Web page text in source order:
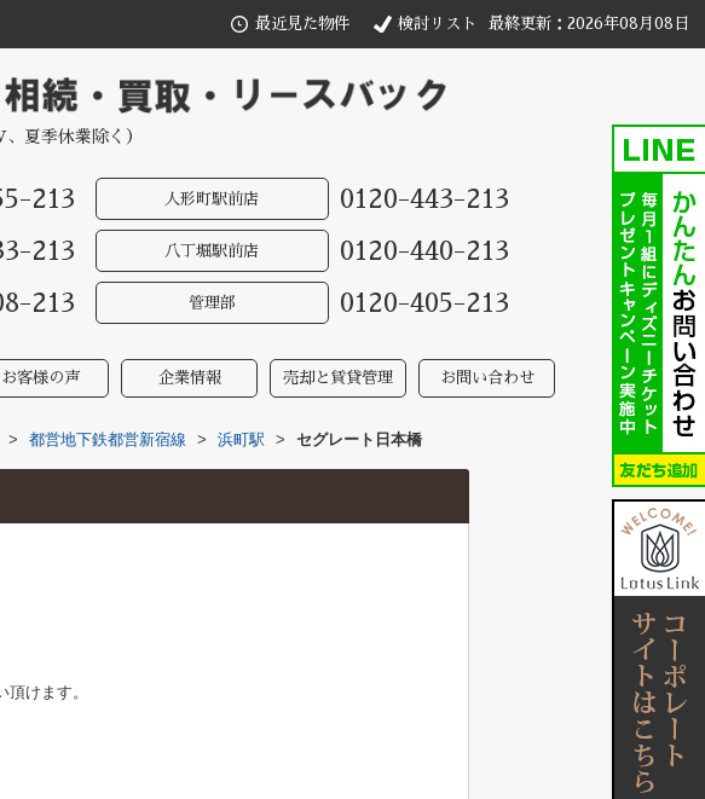
最近見た物件 検討リスト 最終更新：2026年08月08日
夏季休業除く）
213 人形町駅前店 0120-443-213
213 八丁堀駅前店 0120-440-213
213 管理部 0120-405-213
お客様の声 企業情報 売却と賃貸管理 お問い合わせ
> 都営地下鉄都営新宿線 > 浜町駅 > セグレート日本橋
けます。